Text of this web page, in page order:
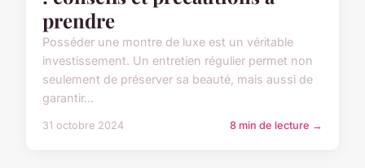
prendre
Posséder une montre de luxe est un véritable
investissement. Un entretien régulier permet non
seulement de préserver sa beauté, mais aussi de
garantir...
31 octobre 2024 8 min de lecture →